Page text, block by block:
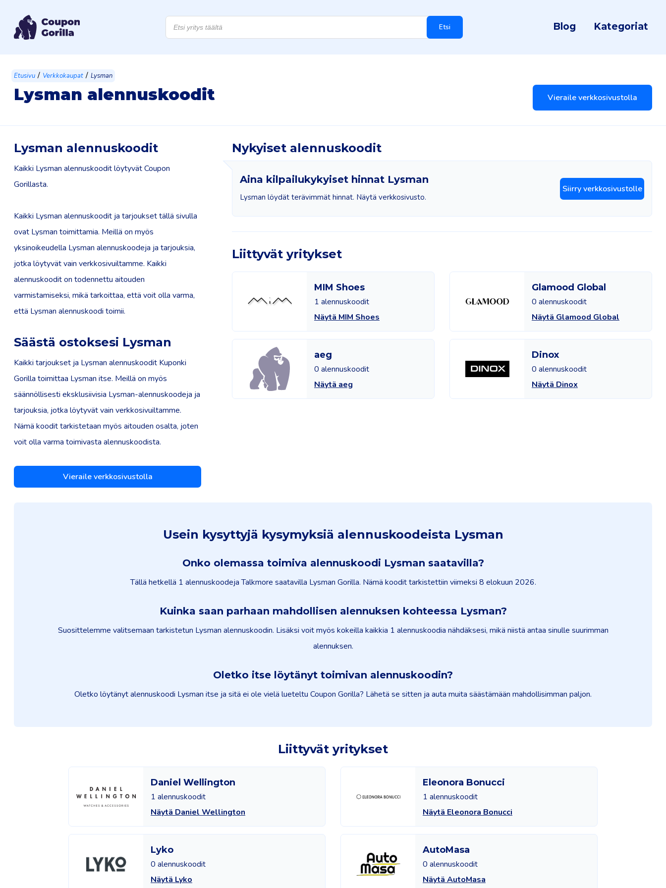
Products
search Etsi Blog Kategoriat
Etusivu / Verkkokaupat / Lysman
Lysman alennuskoodit Vieraile verkkosivustolla
Lysman alennuskoodit
Kaikki Lysman alennuskoodit löytyvät Coupon
Gorillasta.
Kaikki Lysman alennuskoodit ja tarjoukset tällä sivulla
ovat Lysman toimittamia. Meillä on myös
yksinoikeudella Lysman alennuskoodeja ja tarjouksia,
jotka löytyvät vain verkkosivuiltamme. Kaikki
alennuskoodit on todennettu aitouden
varmistamiseksi, mikä tarkoittaa, että voit olla varma,
että Lysman alennuskoodi toimii.
Säästä ostoksesi Lysman
Kaikki tarjoukset ja Lysman alennuskoodit Kuponki
Gorilla toimittaa Lysman itse. Meillä on myös
säännöllisesti eksklusiivisia Lysman-alennuskoodeja ja
tarjouksia, jotka löytyvät vain verkkosivuiltamme.
Nämä koodit tarkistetaan myös aitouden osalta, joten
voit olla varma toimivasta alennuskoodista.
Vieraile verkkosivustolla
Nykyiset alennuskoodit
Aina kilpailukykyiset hinnat Lysman
Lysman löydät terävimmät hinnat. Näytä verkkosivusto.
Siirry verkkosivustolle
Liittyvät yritykset
MIM Shoes
1 alennuskoodit
Näytä MIM Shoes
Glamood Global
0 alennuskoodit
Näytä Glamood Global
aeg
0 alennuskoodit
Näytä aeg
Dinox
0 alennuskoodit
Näytä Dinox
Usein kysyttyjä kysymyksiä alennuskoodeista Lysman
Onko olemassa toimiva alennuskoodi Lysman saatavilla?
Tällä hetkellä 1 alennuskoodeja Talkmore saatavilla Lysman Gorilla. Nämä koodit tarkistettiin viimeksi 8 elokuun 2026.
Kuinka saan parhaan mahdollisen alennuksen kohteessa Lysman?
Suosittelemme valitsemaan tarkistetun Lysman alennuskoodin. Lisäksi voit myös kokeilla kaikkia 1 alennuskoodia nähdäksesi, mikä niistä antaa sinulle suurimman
alennuksen.
Oletko itse löytänyt toimivan alennuskoodin?
Oletko löytänyt alennuskoodi Lysman itse ja sitä ei ole vielä lueteltu Coupon Gorilla? Lähetä se sitten ja auta muita säästämään mahdollisimman paljon.
Liittyvät yritykset
Daniel Wellington
1 alennuskoodit
Näytä Daniel Wellington
Eleonora Bonucci
1 alennuskoodit
Näytä Eleonora Bonucci
Lyko
0 alennuskoodit
Näytä Lyko
AutoMasa
0 alennuskoodit
Näytä AutoMasa